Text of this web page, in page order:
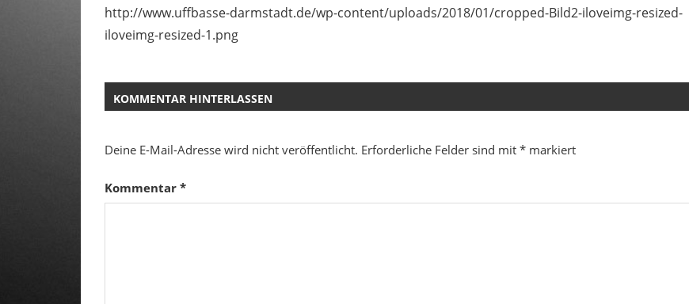
http://www.uffbasse-darmstadt.de/wp-content/uploads/2018/01/cropped-Bild2-iloveimg-resized-
iloveimg-resized-1.png
KOMMENTAR HINTERLASSEN
Deine E-Mail-Adresse wird nicht veröffentlicht. Erforderliche Felder sind mit * markiert
Kommentar *